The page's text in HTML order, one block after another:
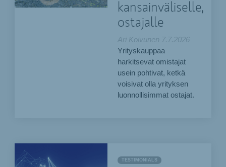
kansainväliselle,
ostajalle
Ari Koivunen 7.7.2026
Yrityskauppaa
harkitsevat omistajat
usein pohtivat, ketkä
voisivat olla yrityksen
luonnollisimmat ostajat.
TESTIMONIALS